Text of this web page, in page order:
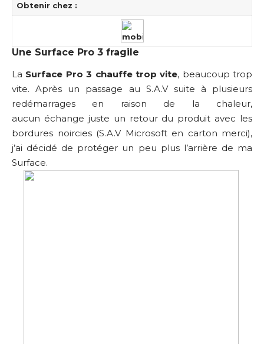
Obtenir chez :
Une Surface Pro 3 fragile
La Surface Pro 3 chauffe trop vite, beaucoup trop
vite. Après un passage au S.A.V suite à plusieurs
redémarrages en raison de la chaleur,
aucun échange juste un retour du produit avec les
bordures noircies (S.A.V Microsoft en carton merci),
j’ai décidé de protéger un peu plus l’arrière de ma
Surface.